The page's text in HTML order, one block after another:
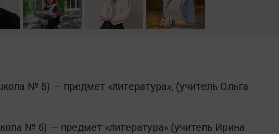
№ 5) — предмет «литература», (учитель Ольга
№ 6) — предмет «литература» (учитель Ирина